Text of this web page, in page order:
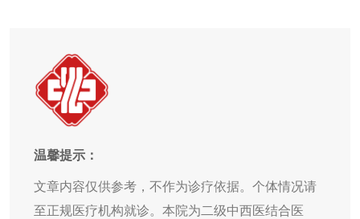
温馨提示：
文章内容仅供参考，不作为诊疗依据。个体情况请
至正规医疗机构就诊。本院为二级中西医结合医